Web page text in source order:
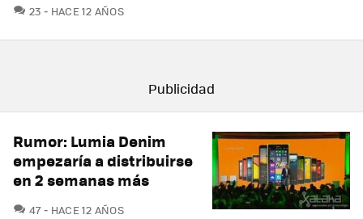
23 COMENTARIOS
HACE 12 AÑOS
Rumor: Lumia Denim
empezaría a distribuirse
en 2 semanas más
47COMENTARIOS
HACE 12 AÑOS